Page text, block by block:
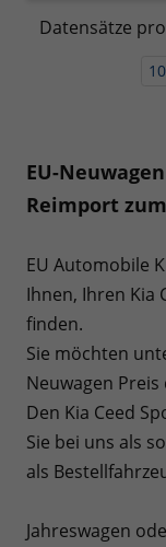
Datensätze
10
EU-
Reimport
EU Automobile
Ihnen, Ihren Kia
finden.
Sie möchten
Neuwagen
Den Kia Ceed
Sie bei uns als
als
Jahreswagen